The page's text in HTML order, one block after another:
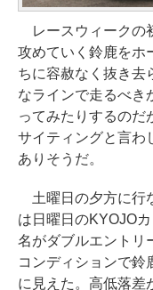
レースウィークの
攻めていく鈴鹿をホ
ちに容赦なく抜き去
なラインで走るべき
ってみたりするのだ
サイティングと言わ
ありそうだ。
土曜日の夕方に行
は日曜日のKYOJO
名がダブルエントリ
コンディションで鈴
に見えた。高低落差